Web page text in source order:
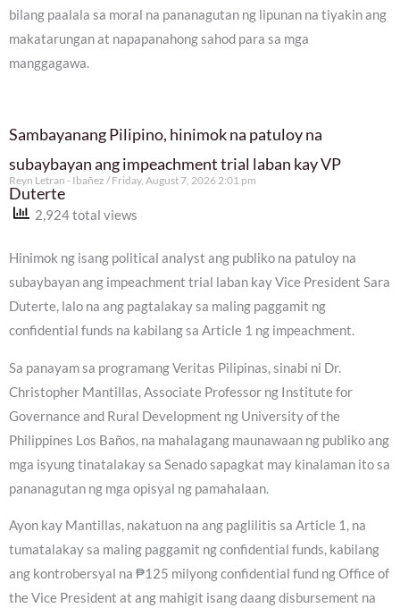
bilang paalala sa moral na pananagutan ng lipunan na tiyakin ang
makatarungan at napapanahong sahod para sa mga
manggagawa.
Sambayanang Pilipino, hinimok na patuloy na
subaybayan ang impeachment trial laban kay VP
Duterte
Reyn Letran - Ibañez Friday, August 7, 2026 2:01 pm
2,924 total views
Hinimok ng isang political analyst ang publiko na patuloy na
subaybayan ang impeachment trial laban kay Vice President Sara
Duterte, lalo na ang pagtalakay sa maling paggamit ng
confidential funds na kabilang sa Article 1 ng impeachment.
Sa panayam sa programang Veritas Pilipinas, sinabi ni Dr.
Christopher Mantillas, Associate Professor ng Institute for
Governance and Rural Development ng University of the
Philippines Los Baños, na mahalagang maunawaan ng publiko ang
mga isyung tinatalakay sa Senado sapagkat may kinalaman ito sa
pananagutan ng mga opisyal ng pamahalaan.
Ayon kay Mantillas, nakatuon na ang paglilitis sa Article 1, na
tumatalakay sa maling paggamit ng confidential funds, kabilang
ang kontrobersyal na ₱125 milyong confidential fund ng Office of
the Vice President at ang mahigit isang daang disbursement na